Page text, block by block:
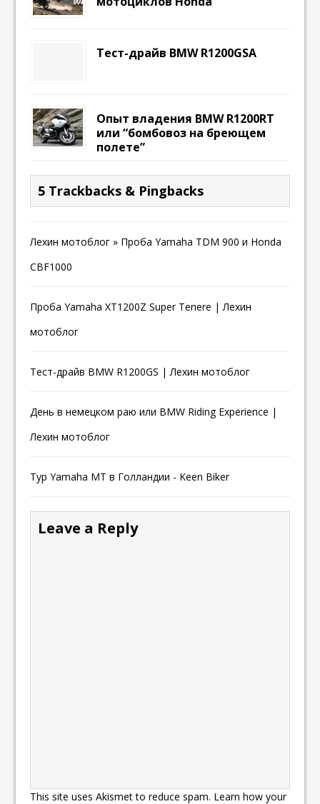
Тест-драйв BMW R1200GSA
Опыт владения BMW R1200RT
или “бомбовоз на бреющем
полете”
5 Trackbacks & Pingbacks
Лехин мотоблог » Проба Yamaha TDM 900 и Honda
CBF1000
Проба Yamaha XT1200Z Super Tenere | Лехин
мотоблог
Тест-драйв BMW R1200GS | Лехин мотоблог
День в немецком раю или BMW Riding Experience |
Лехин мотоблог
Тур Yamaha MT в Голландии - Keen Biker
Leave a Reply
This site uses Akismet to reduce spam. Learn how your